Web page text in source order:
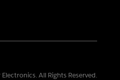
All Rights Reserved.